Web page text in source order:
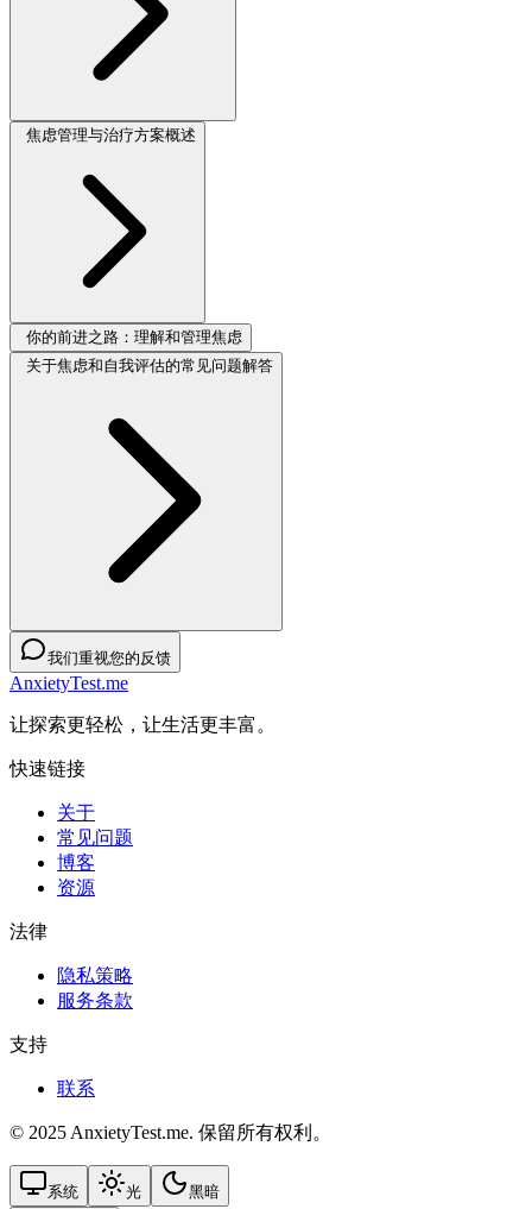
焦虑管理与治疗方案概述
你的前进之路：理解和管理焦虑
关于焦虑和自我评估的常见问题解答
我们重视您的反馈
AnxietyTest.me
让探索更轻松，让生活更丰富。
快速链接
关于
常见问题
博客
资源
法律
隐私策略
服务条款
支持
联系
© 2025 AnxietyTest.me. 保留所有权利。
系统 光 黑暗